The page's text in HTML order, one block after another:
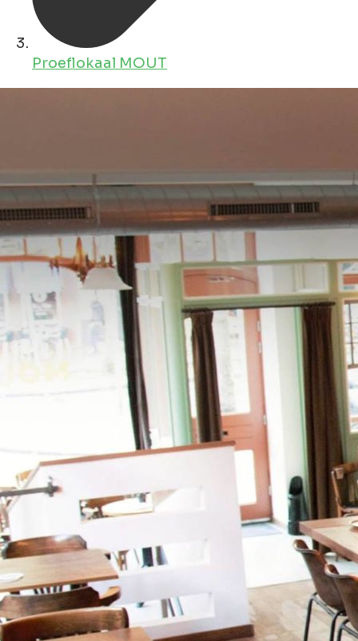
Proeflokaal MOUT